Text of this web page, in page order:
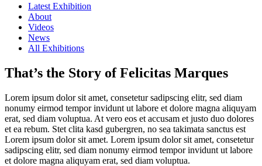
Latest Exhibition
About
Videos
News
All Exhibitions
That’s the Story of Felicitas Marques
Lorem ipsum dolor sit amet, consetetur sadipscing elitr, sed diam
nonumy eirmod tempor invidunt ut labore et dolore magna aliquyam
erat, sed diam voluptua. At vero eos et accusam et justo duo dolores
et ea rebum. Stet clita kasd gubergren, no sea takimata sanctus est
Lorem ipsum dolor sit amet. Lorem ipsum dolor sit amet, consetetur
sadipscing elitr, sed diam nonumy eirmod tempor invidunt ut labore
et dolore magna aliquyam erat, sed diam voluptua.